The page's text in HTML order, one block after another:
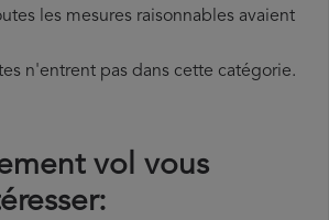
les mesures raisonnables avaient
n'entrent pas dans cette catégorie.
vol vous